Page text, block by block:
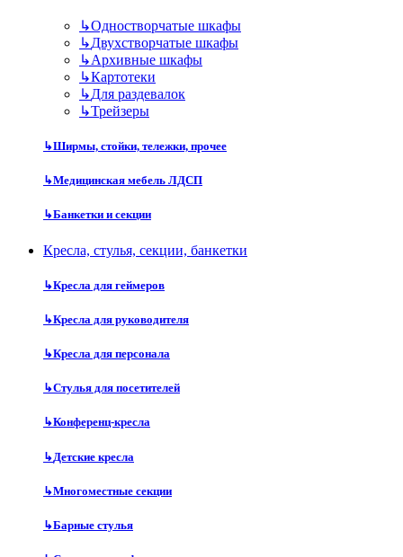
↳Одностворчатые шкафы
↳Двухстворчатые шкафы
↳Архивные шкафы
↳Картотеки
↳Для раздевалок
↳Трейзеры
↳Ширмы, стойки, тележки, прочее
↳Медицинская мебель ЛДСП
↳Банкетки и секции
Кресла, стулья, секции, банкетки
↳Кресла для геймеров
↳Кресла для руководителя
↳Кресла для персонала
↳Стулья для посетителей
↳Конференц-кресла
↳Детские кресла
↳Многоместные секции
↳Барные стулья